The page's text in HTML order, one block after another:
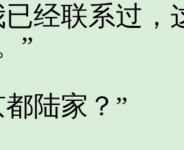
联系过，
”
陆家？”